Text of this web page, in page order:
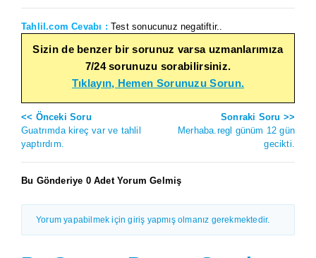
Tahlil.com Cevabı : Test sonucunuz negatiftir..
Sizin de benzer bir sorunuz varsa uzmanlarımıza
7/24 sorunuzu sorabilirsiniz.
Tıklayın, Hemen Sorunuzu Sorun.
<< Önceki Soru
Guatrımda kireç var ve tahlil
yaptırdım.
Sonraki Soru >>
Merhaba.regl günüm 12 gün
gecikti.
Bu Gönderiye 0 Adet Yorum Gelmiş
Yorum yapabilmek için giriş yapmış olmanız gerekmektedir.